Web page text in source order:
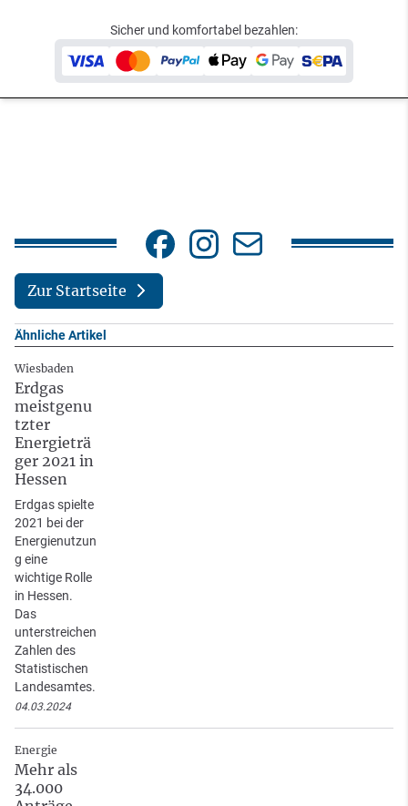
Sicher und komfortabel bezahlen:
Zur Startseite
Ähnliche Artikel
Wiesbaden
Erdgas
meistgenu
tzter
Energieträ
ger 2021 in
Hessen
Erdgas spielte
2021 bei der
Energienutzun
g eine
wichtige Rolle
in Hessen.
Das
unterstreichen
Zahlen des
Statistischen
Landesamtes.
04.03.2024
Energie
Mehr als
34.000